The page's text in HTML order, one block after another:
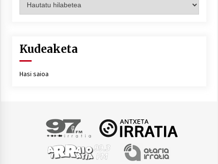
Kudeaketa
Hasi saioa